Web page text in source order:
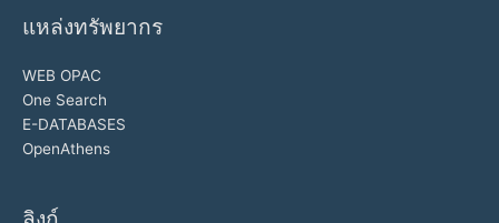
แหล่งทรัพยากร
WEB OPAC
One Search
E-DATABASES
OpenAthens